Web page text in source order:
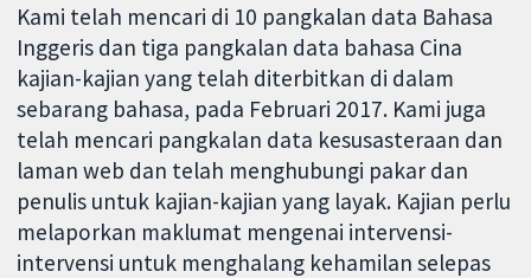
Kami telah mencari di 10 pangkalan data Bahasa
Inggeris dan tiga pangkalan data bahasa Cina
kajian-kajian yang telah diterbitkan di dalam
sebarang bahasa, pada Februari 2017. Kami juga
telah mencari pangkalan data kesusasteraan dan
laman web dan telah menghubungi pakar dan
penulis untuk kajian-kajian yang layak. Kajian perlu
melaporkan maklumat mengenai intervensi-
intervensi untuk menghalang kehamilan selepas